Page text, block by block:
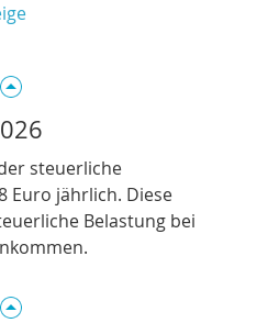
steuerliche
Euro jährlich. Diese
Belastung bei